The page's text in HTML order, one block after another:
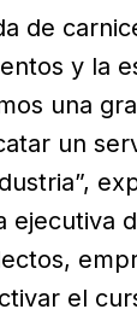
de
y la
una
un
ejecutiva
el